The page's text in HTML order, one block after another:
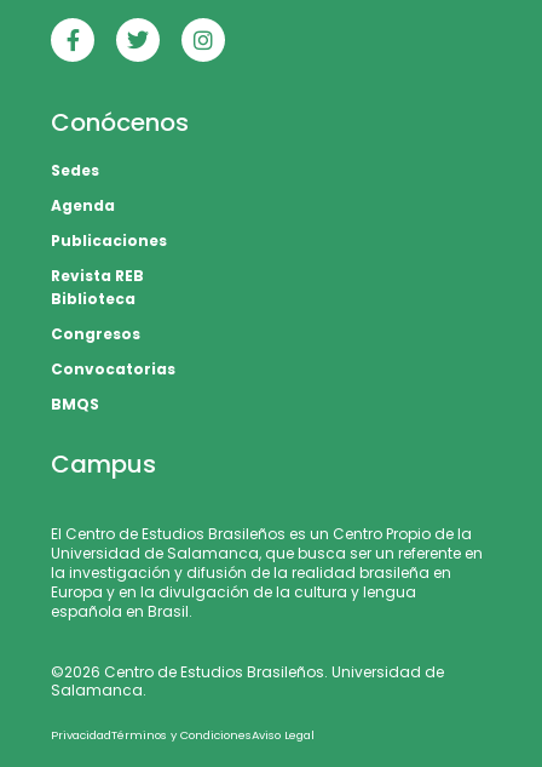
Conócenos
Sedes
Agenda
Publicaciones
Revista REB
Biblioteca
Congresos
Convocatorias
BMQS
Campus
El Centro de Estudios Brasileños es un Centro Propio de la
Universidad de Salamanca, que busca ser un referente en
la investigación y difusión de la realidad brasileña en
Europa y en la divulgación de la cultura y lengua
española en Brasil.
©2026 Centro de Estudios Brasileños. Universidad de
Salamanca.
PrivacidadTérminos y CondicionesAviso Legal